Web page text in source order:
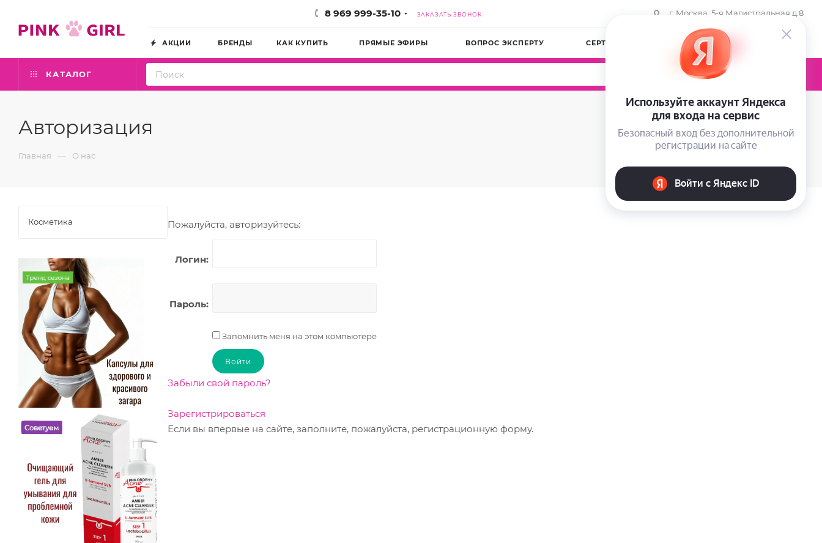
8 969 999-35-10 ЗАКАЗАТЬ ЗВОНОК г. Москва, 5-я Магистральная д.8
АКЦИИ БРЕНДЫ КАК КУПИТЬ ПРЯМЫЕ ЭФИРЫ ВОПРОС ЭКСПЕРТУ СЕРТИФИКАТЫ КОМПАНИЯ
КАТАЛОГ 0
Авторизация
Главная — О нас
Пожалуйста, авторизуйтесь:
Логин:
Пароль:
Запомнить меня на этом компьютере
Забыли свой пароль?
Зарегистрироваться
Если вы впервые на сайте, заполните, пожалуйста, регистрационную форму.
Косметика